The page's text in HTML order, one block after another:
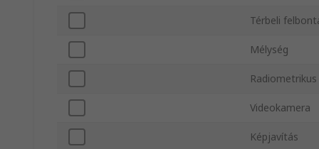
Térbeli
Mélység
Videokamera
Képjavítás